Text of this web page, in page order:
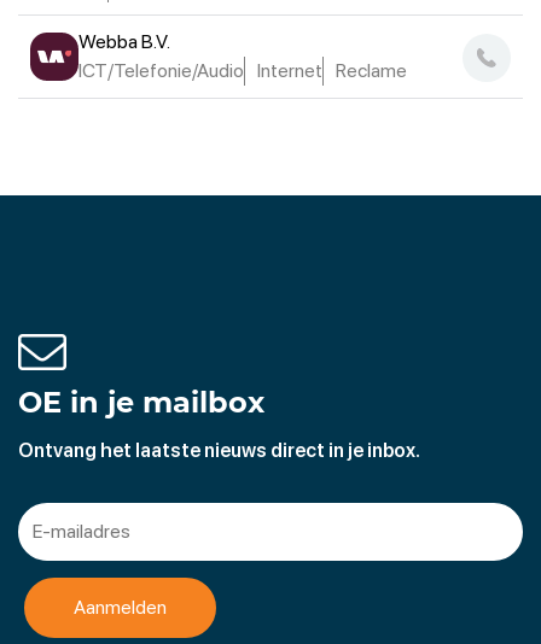
Webba B.V.
ICT/Telefonie/Audio
Internet Reclame
OE in je mailbox
Ontvang het laatste nieuws direct in je inbox.